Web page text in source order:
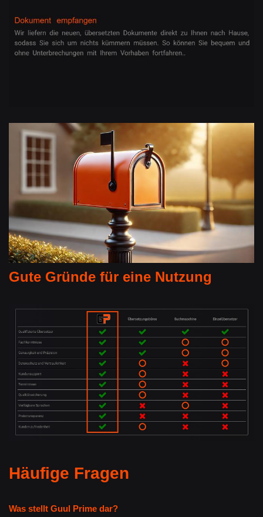
Gute Gründe für eine Nutzung
Häufige Fragen
Was stellt Guul Prime dar?